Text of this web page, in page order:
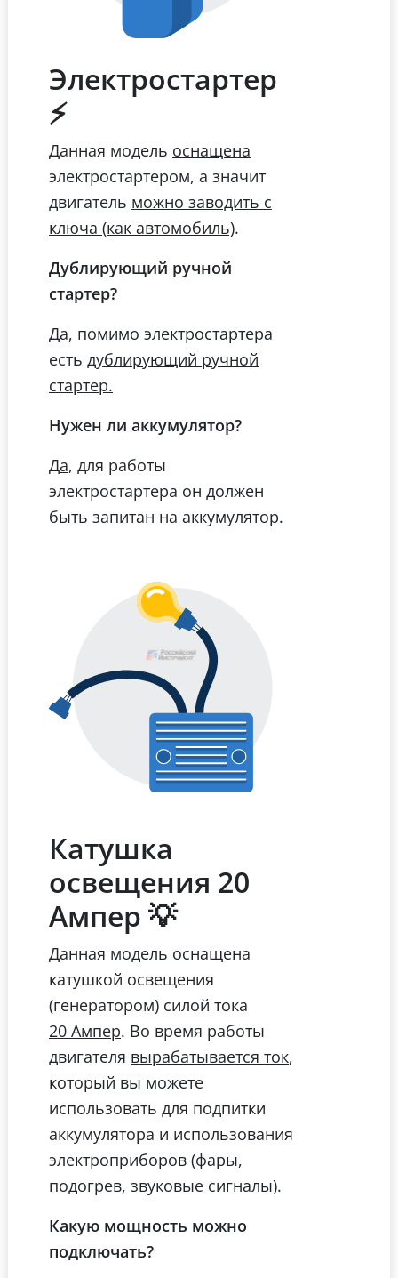
Электростартер
⚡
Данная модель оснащена
электростартером, а значит
двигатель можно заводить с
ключа (как автомобиль).
Дублирующий ручной
стартер?
Да, помимо электростартера
есть дублирующий ручной
стартер.
Нужен ли аккумулятор?
Да, для работы
электростартера он должен
быть запитан на аккумулятор.
Катушка
освещения 20
Ампер 💡
Данная модель оснащена
катушкой освещения
(генератором) силой тока
20 Ампер. Во время работы
двигателя вырабатывается ток,
который вы можете
использовать для подпитки
аккумулятора и использования
электроприборов (фары,
подогрев, звуковые сигналы).
Какую мощность можно
подключать?